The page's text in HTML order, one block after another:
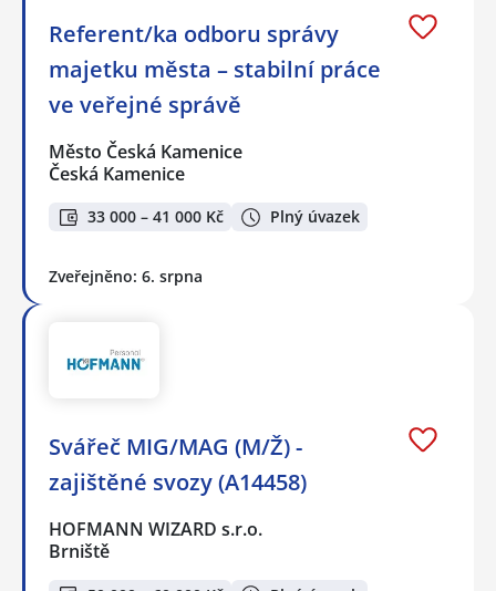
Referent/ka odboru správy
majetku města – stabilní práce
ve veřejné správě
Město Česká Kamenice
Česká Kamenice
33 000 – 41 000 Kč Plný úvazek
Zveřejněno: 6. srpna
Svářeč MIG/MAG (M/Ž) -
zajištěné svozy (A14458)
HOFMANN WIZARD s.r.o.
Brniště